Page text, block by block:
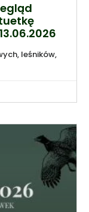
leśników,